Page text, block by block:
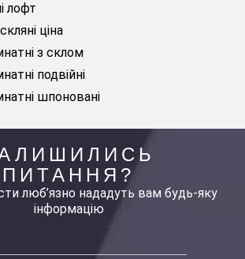
лофт
ціна
з склом
подвійні
шпоновані
ПИТАННЯ?
люб’язно нададуть вам будь-яку
інформацію